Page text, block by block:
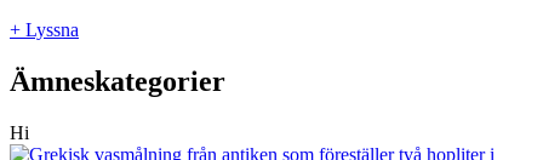
+ Lyssna
Ämneskategorier
Hi